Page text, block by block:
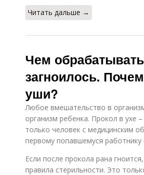
Читать дальше →
Чем
загноилось.
уши?
Любое вмешательство в
организм ребенка. Прокол в ухе
только человек с медицинским
первому попавшемуся работнику
Если после прокола рана
правила стерильности. Это